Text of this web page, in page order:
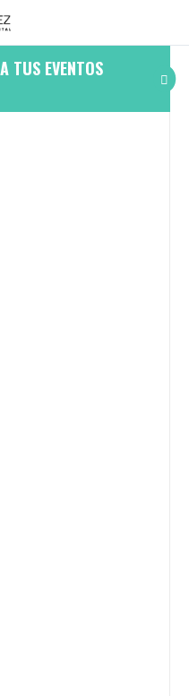
TUS EVENTOS